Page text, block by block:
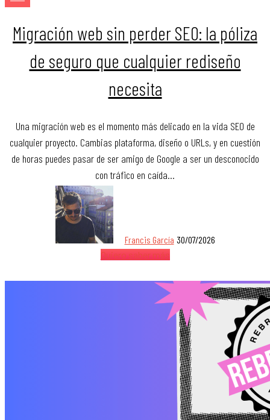
Migración web sin perder SEO: la póliza
de seguro que cualquier rediseño
necesita
Una migración web es el momento más delicado en la vida SEO de
cualquier proyecto. Cambias plataforma, diseño o URLs, y en cuestión
de horas puedes pasar de ser amigo de Google a ser un desconocido
con tráfico en caída…
Francis García 30/07/2026
Quiero saber más